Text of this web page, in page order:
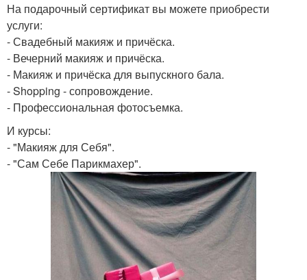
На подарочный сертификат вы можете приобрести
услуги:
- Свадебный макияж и причёска.
- Вечерний макияж и причёска.
- Макияж и причёска для выпускного бала.
- Shopping - сопровождение.
- Профессиональная фотосъемка.
И курсы:
- "Макияж для Себя".
- "Сам Себе Парикмахер".